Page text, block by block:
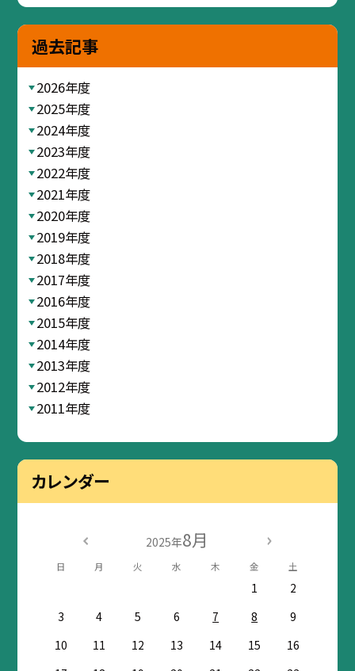
過去記事
2026年度
2025年度
2024年度
2023年度
2022年度
2021年度
2020年度
2019年度
2018年度
2017年度
2016年度
2015年度
2014年度
2013年度
2012年度
2011年度
カレンダー
2025年8月
日 月 火 水 木 金 土
1
2
3
4 5 6 7 8
9
10
11 12 13 14 15
16